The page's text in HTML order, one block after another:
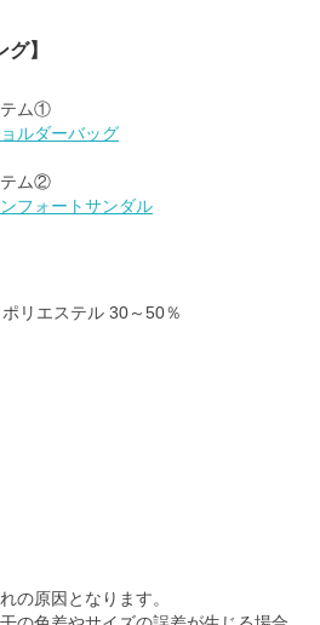
】
ルダーバッグ
フォートサンダル
エステル 30～50％
の原因となります。